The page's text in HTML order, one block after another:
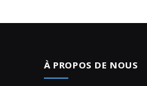
À PROPOS DE NOUS